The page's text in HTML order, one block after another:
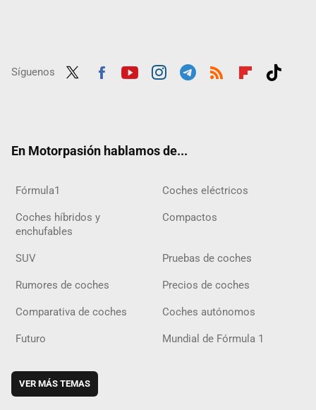
Síguenos
En Motorpasión hablamos de...
Fórmula1 Coches eléctricos
Coches híbridos y
enchufables
Compactos
SUV Pruebas de coches
Rumores de coches Precios de coches
Comparativa de coches Coches autónomos
Futuro Mundial de Fórmula 1
VER MÁS TEMAS